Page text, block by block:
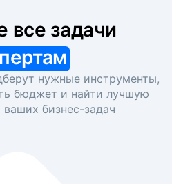
нужные инструменты,
бюджет и найти лучшую
ваших бизнес-задач